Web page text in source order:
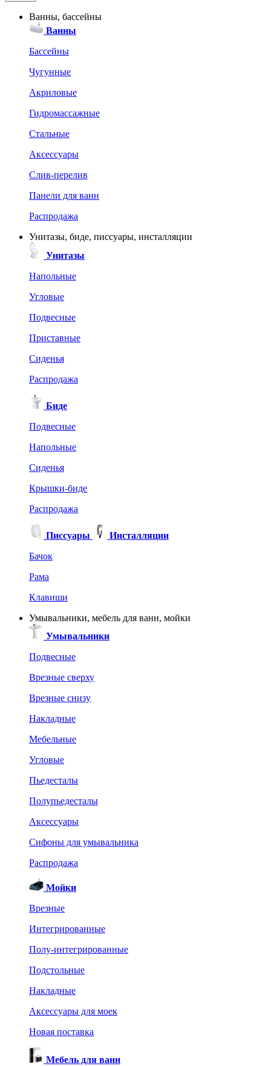
Ванны, бассейны
Ванны
Бассейны
Чугунные
Акриловые
Гидромассажные
Стальные
Аксессуары
Слив-перелив
Панели для ванн
Распродажа
Унитазы, биде, писсуары, инсталляции
Унитазы
Напольные
Угловые
Подвесные
Приставные
Сиденья
Распродажа
Биде
Подвесные
Напольные
Сиденья
Крышки-биде
Распродажа
Писсуары
Инсталляции
Бачок
Рама
Клавиши
Умывальники, мебель для ванн, мойки
Умывальники
Подвесные
Врезные сверху
Врезные снизу
Накладные
Мебельные
Угловые
Пьедесталы
Полупьедесталы
Аксессуары
Сифоны для умывальника
Распродажа
Мойки
Врезные
Интегрированные
Полу-интегрированные
Подстольные
Накладные
Аксессуары для моек
Новая поставка
Мебель для ванн